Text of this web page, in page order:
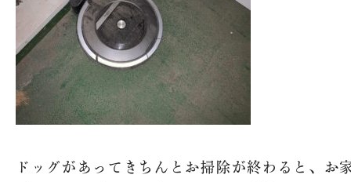
ドッグがあってきちんとお掃除が終わると、お